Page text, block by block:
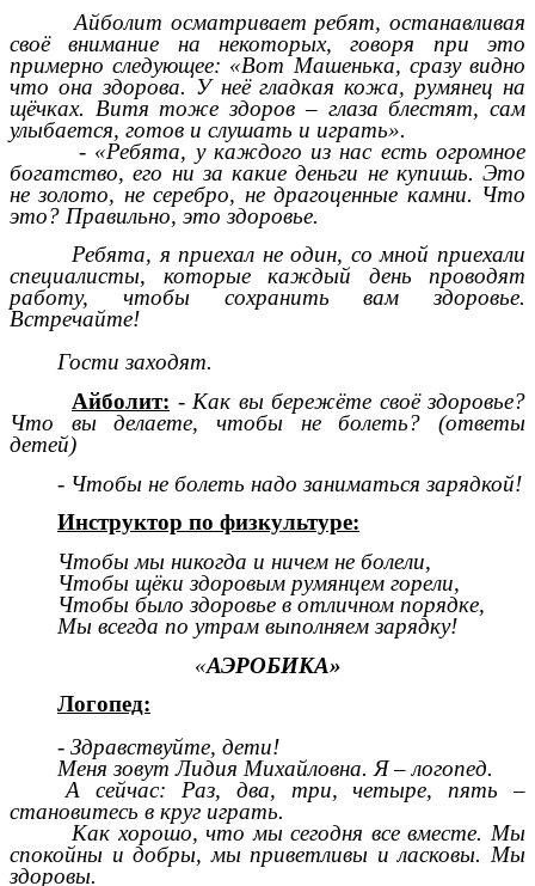
Айболит осматривает ребят, останавливая
своё внимание на некоторых, говоря при это
примерно следующее: «Вот Машенька, сразу видно
что она здорова. У неё гладкая кожа, румянец на
щёчках. Витя тоже здоров – глаза блестят, сам
улыбается, готов и слушать и играть».
- «Ребята, у каждого из нас есть огромное
богатство, его ни за какие деньги не купишь. Это
не золото, не серебро, не драгоценные камни. Что
это? Правильно, это здоровье.
Ребята, я приехал не один, со мной приехали
специалисты, которые каждый день проводят
работу, чтобы сохранить вам здоровье.
Встречайте!
Гости заходят.
Айболит: - Как вы бережёте своё здоровье?
Что вы делаете, чтобы не болеть? (ответы
детей)
- Чтобы не болеть надо заниматься зарядкой!
Инструктор по физкультуре:
Чтобы мы никогда и ничем не болели,
Чтобы щёки здоровым румянцем горели,
Чтобы было здоровье в отличном порядке,
Мы всегда по утрам выполняем зарядку!
«АЭРОБИКА»
Логопед:
- Здравствуйте, дети!
Меня зовут Лидия Михайловна. Я – логопед.
А сейчас: Раз, два, три, четыре, пять –
становитесь в круг играть.
Как хорошо, что мы сегодня все вместе. Мы
спокойны и добры, мы приветливы и ласковы. Мы
здоровы.